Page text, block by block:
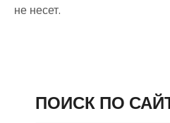
не несет.
ПОИСК ПО